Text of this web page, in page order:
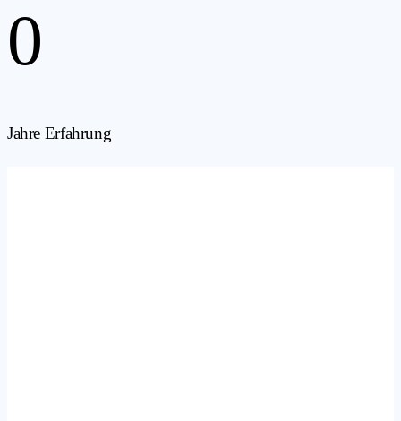
0
Jahre Erfahrung